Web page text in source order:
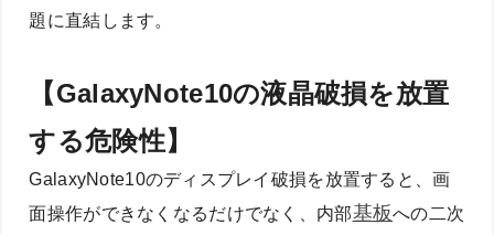
題に直結します。
【GalaxyNote10の液晶破損を放置
する危険性】
GalaxyNote10のディスプレイ破損を放置すると、画
面操作ができなくなるだけでなく、内部基板への二次